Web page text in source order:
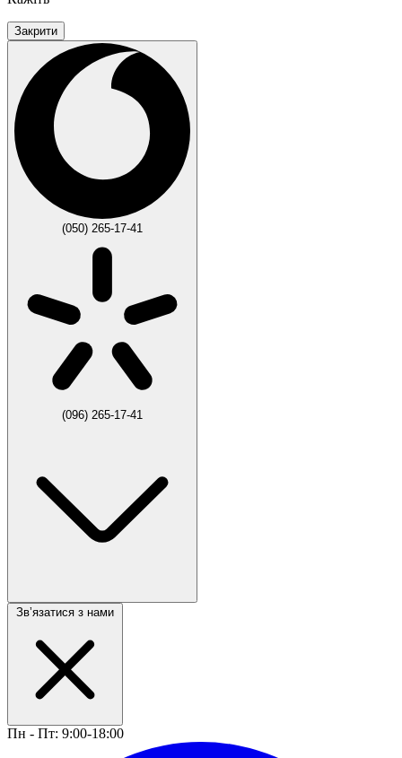
Закрити
(050) 265-17-41
(096) 265-17-41
Звʼязатися з нами
Пн - Пт: 9:00-18:00